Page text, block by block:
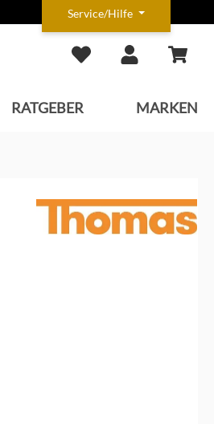
Service/Hilfe
RATGEBER MARKEN